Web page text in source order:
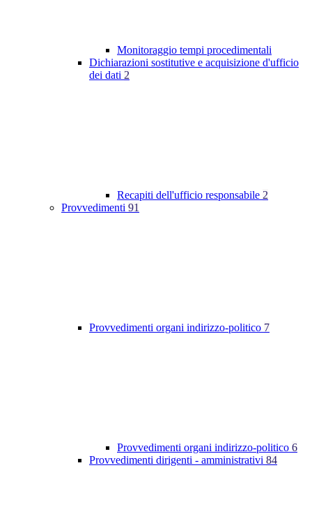
Monitoraggio tempi procedimentali
Dichiarazioni sostitutive e acquisizione d'ufficio
dei dati 2
Recapiti dell'ufficio responsabile 2
Provvedimenti 91
Provvedimenti organi indirizzo-politico 7
Provvedimenti organi indirizzo-politico 6
Provvedimenti dirigenti - amministrativi 84